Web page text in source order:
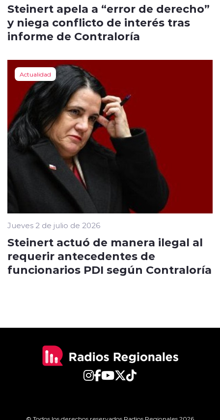
Steinert apela a “error de derecho”
y niega conflicto de interés tras
informe de Contraloría
Actualidad
Jueves 2 de julio de 2026
Steinert actuó de manera ilegal al
requerir antecedentes de
funcionarios PDI según Contraloría